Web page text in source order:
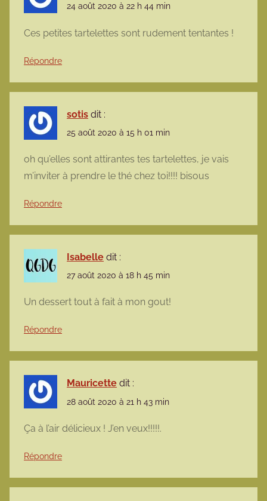
24 août 2020 à 22 h 44 min
Ces petites tartelettes sont rudement tentantes !
Répondre
sotis dit :
25 août 2020 à 15 h 01 min
oh qu’elles sont attirantes tes tartelettes, je vais
m’inviter à prendre le thé chez toi!!!! bisous
Répondre
Isabelle dit :
27 août 2020 à 18 h 45 min
Un dessert tout à fait à mon gout!
Répondre
Mauricette dit :
28 août 2020 à 21 h 43 min
Ça à l’air délicieux ! J’en veux!!!!!.
Répondre